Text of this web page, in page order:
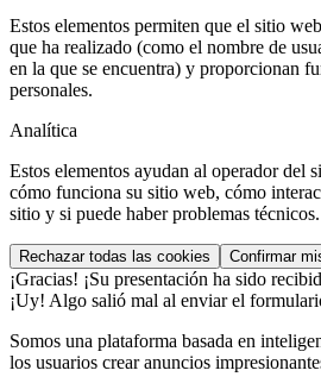
Estos elementos permiten que el sitio
que ha realizado (como el nombre de
en la que se encuentra) y proporcionan
personales.
Analítica
Estos elementos ayudan al operador del
cómo funciona su sitio web, cómo
sitio y si puede haber problemas técnicos.
¡Gracias! ¡Su presentación ha sido
¡Uy! Algo salió mal al enviar el
Somos una plataforma basada en
los usuarios crear anuncios